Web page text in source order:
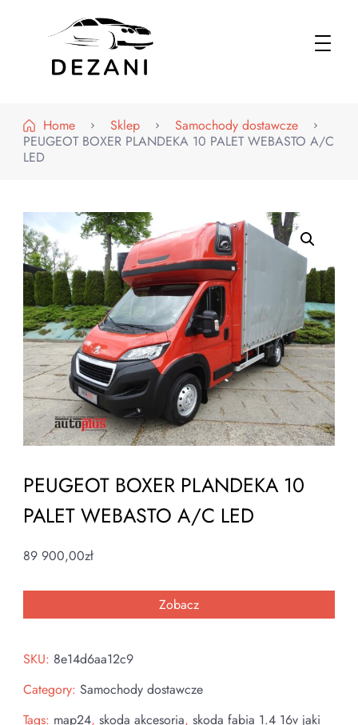
Home
Sklep
Samochody dostawcze
PEUGEOT BOXER PLANDEKA 10 PALET WEBASTO A/C
LED
PEUGEOT BOXER PLANDEKA 10
PALET WEBASTO A/C LED
89 900,00zł
Zobacz
SKU: 8e14d6aa12c9
Category: Samochody dostawcze
Tags: map24, skoda akcesoria, skoda fabia 1.4 16v jaki